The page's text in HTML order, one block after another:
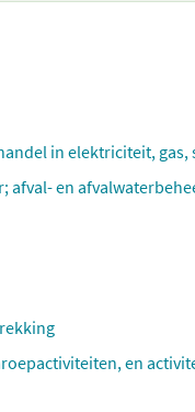
in elektriciteit,
afval- en
en